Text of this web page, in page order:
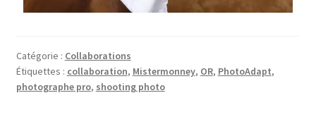
Catégorie : Collaborations
Étiquettes : collaboration, Mistermonney, OR, PhotoAdapt,
photographe pro, shooting photo